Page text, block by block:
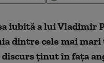
iubită a lui Vladimir
dintre cele mai
ținut în fața